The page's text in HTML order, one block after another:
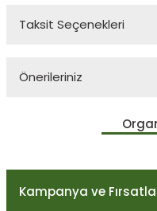
Taksit Seçenekleri
Önerileriniz
Bu ürünün fiyat bilgisi, resim,
konularda yetersiz
Ürün resmi kalitesiz,
Kampanya ve